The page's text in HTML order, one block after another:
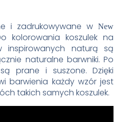
i zadrukowywane wNew
kolorowania koszulek na
naturą są
naturalne barwniki. Po
prane i suszone. Dzięki
barwienia każdy wzór jest
takich samych koszulek.